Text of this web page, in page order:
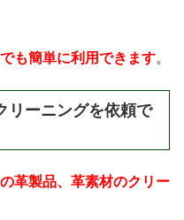
も簡単に利用できます。
リーニングを依頼で
革製品、革素材のクリー